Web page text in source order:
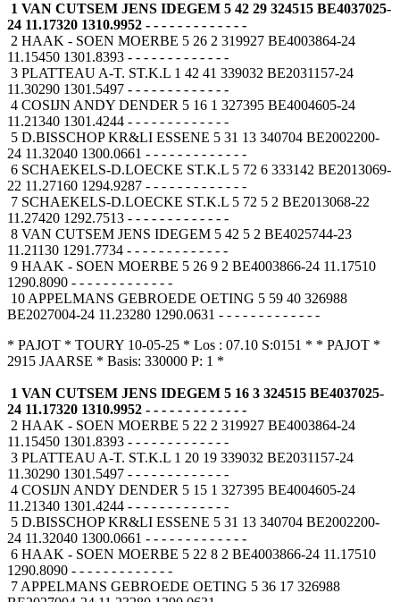
1 VAN CUTSEM JENS IDEGEM 5 42 29 324515 BE4037025-
24 11.17320 1310.9952 - - - - - - - - - - - - -
2 HAAK - SOEN MOERBE 5 26 2 319927 BE4003864-24
11.15450 1301.8393 - - - - - - - - - - - - -
3 PLATTEAU A-T. ST.K.L 1 42 41 339032 BE2031157-24
11.30290 1301.5497 - - - - - - - - - - - - -
4 COSIJN ANDY DENDER 5 16 1 327395 BE4004605-24
11.21340 1301.4244 - - - - - - - - - - - - -
5 D.BISSCHOP KR&LI ESSENE 5 31 13 340704 BE2002200-
24 11.32040 1300.0661 - - - - - - - - - - - - -
6 SCHAEKELS-D.LOECKE ST.K.L 5 72 6 333142 BE2013069-
22 11.27160 1294.9287 - - - - - - - - - - - - -
7 SCHAEKELS-D.LOECKE ST.K.L 5 72 5 2 BE2013068-22
11.27420 1292.7513 - - - - - - - - - - - - -
8 VAN CUTSEM JENS IDEGEM 5 42 5 2 BE4025744-23
11.21130 1291.7734 - - - - - - - - - - - - -
9 HAAK - SOEN MOERBE 5 26 9 2 BE4003866-24 11.17510
1290.8090 - - - - - - - - - - - - -
10 APPELMANS GEBROEDE OETING 5 59 40 326988
BE2027004-24 11.23280 1290.0631 - - - - - - - - - - - - -
* PAJOT * TOURY 10-05-25 * Los : 07.10 S:0151 * * PAJOT *
2915 JAARSE * Basis: 330000 P: 1 *
1 VAN CUTSEM JENS IDEGEM 5 16 3 324515 BE4037025-
24 11.17320 1310.9952 - - - - - - - - - - - - -
2 HAAK - SOEN MOERBE 5 22 2 319927 BE4003864-24
11.15450 1301.8393 - - - - - - - - - - - - -
3 PLATTEAU A-T. ST.K.L 1 20 19 339032 BE2031157-24
11.30290 1301.5497 - - - - - - - - - - - - -
4 COSIJN ANDY DENDER 5 15 1 327395 BE4004605-24
11.21340 1301.4244 - - - - - - - - - - - - -
5 D.BISSCHOP KR&LI ESSENE 5 31 13 340704 BE2002200-
24 11.32040 1300.0661 - - - - - - - - - - - - -
6 HAAK - SOEN MOERBE 5 22 8 2 BE4003866-24 11.17510
1290.8090 - - - - - - - - - - - - -
7 APPELMANS GEBROEDE OETING 5 36 17 326988